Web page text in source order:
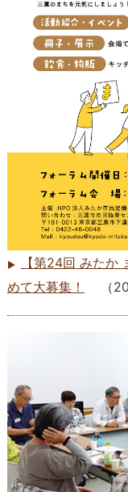
【第24回 みたか
めて大募集！
（